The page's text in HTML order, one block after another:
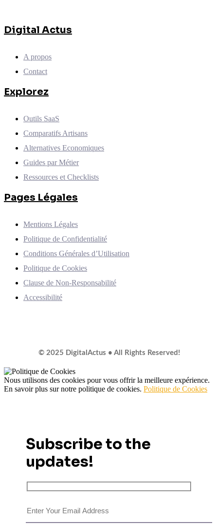
Digital Actus
A propos
Contact
Explorez
Outils SaaS
Comparatifs Artisans
Alternatives Economiques
Guides par Métier
Ressources et Checklists
Pages Légales
Mentions Légales
Politique de Confidentialité
Conditions Générales d’Utilisation
Politique de Cookies
Clause de Non-Responsabilité
Accessibilité
© 2025 DigitalActus • All Rights Reserved!
Nous utilisons des cookies pour vous offrir la meilleure expérience.
En savoir plus sur notre politique de cookies. Politique de Cookies
Subscribe to the
updates!